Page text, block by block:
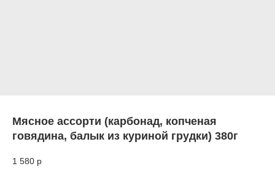
Мясное ассорти (карбонад, копченая
говядина, балык из куриной грудки) 380г
1 580 р